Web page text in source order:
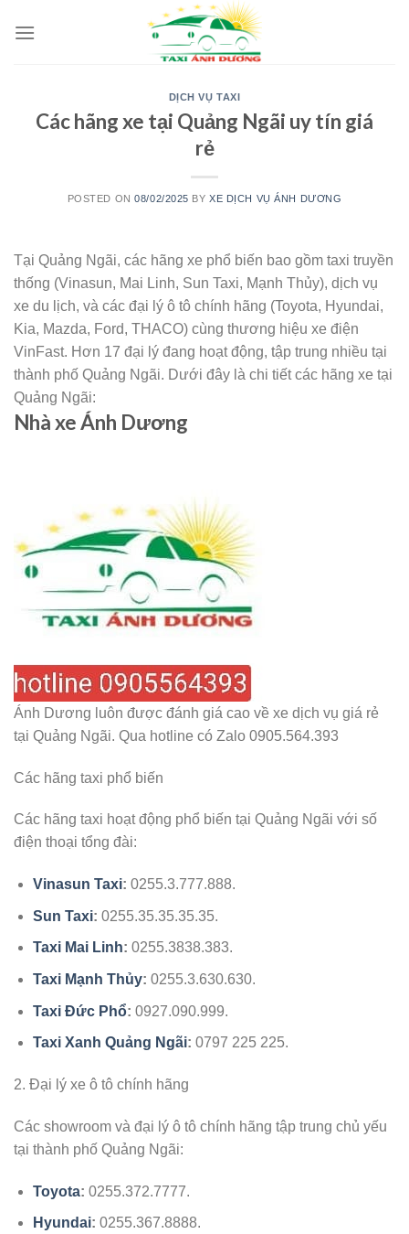
DỊCH VỤ TAXI
Các hãng xe tại Quảng Ngãi uy tín giá
rẻ
POSTED ON08/02/2025 BYXE DỊCH VỤ ÁNH DƯƠNG
Tại Quảng Ngãi, các hãng xe phổ biến bao gồm taxi truyền
thống (Vinasun, Mai Linh, Sun Taxi, Mạnh Thủy), dịch vụ
xe du lịch, và các đại lý ô tô chính hãng (Toyota, Hyundai,
Kia, Mazda, Ford, THACO) cùng thương hiệu xe điện
VinFast. Hơn 17 đại lý đang hoạt động, tập trung nhiều tại
thành phố Quảng Ngãi. Dưới đây là chi tiết các hãng xe tại
Quảng Ngãi:
Nhà xe Ánh Dương
Ánh Dương luôn được đánh giá cao về xe dịch vụ giá rẻ
tại Quảng Ngãi. Qua hotline có Zalo 0905.564.393
Các hãng taxi phổ biến
Các hãng taxi hoạt động phổ biến tại Quảng Ngãi với số
điện thoại tổng đài:
Vinasun Taxi: 0255.3.777.888.
Sun Taxi: 0255.35.35.35.35.
Taxi Mai Linh: 0255.3838.383.
Taxi Mạnh Thủy: 0255.3.630.630.
Taxi Đức Phổ: 0927.090.999.
Taxi Xanh Quảng Ngãi: 0797 225 225.
2. Đại lý xe ô tô chính hãng
Các showroom và đại lý ô tô chính hãng tập trung chủ yếu
tại thành phố Quảng Ngãi:
Toyota: 0255.372.7777.
Hyundai: 0255.367.8888.